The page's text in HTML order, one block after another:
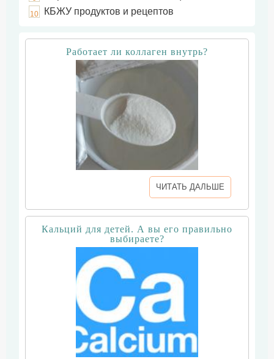
10 КБЖУ продуктов и рецептов
Работает ли коллаген внутрь?
ЧИТАТЬ ДАЛЬШЕ
Кальций для детей. А вы его правильно
выбираете?